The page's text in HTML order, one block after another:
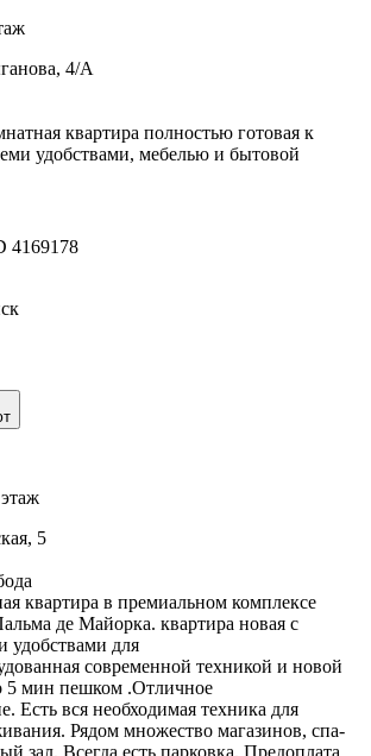
4/А
квартира полностью готовая к
удобствами, мебелью и бытовой
4169178
5
квартира в премиальном комплексе
де Майорка. квартира новая с
удобствами для
современной техникой и новой
5 мин пешком .Отличное
Есть вся необходимая техника для
Рядом множество магазинов, спа-
зал. Всегда есть парковка. Предоплата